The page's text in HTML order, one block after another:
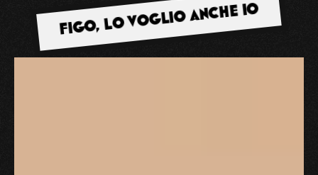
FIGO, LO VOGLIO ANCHE IO